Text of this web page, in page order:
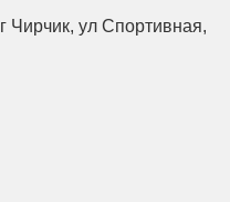
г Чирчик, ул Спортивная,